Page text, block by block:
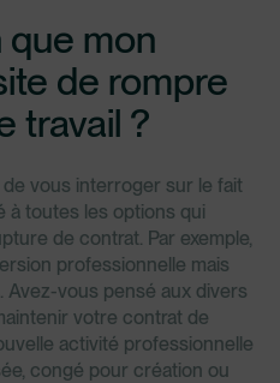
mon
de rompre
travail ?
vous interroger sur le fait
à toutes les options qui
de contrat. Par exemple,
professionnelle mais
Avez-vous pensé aux divers
votre contrat de
activité professionnelle
congé pour création ou